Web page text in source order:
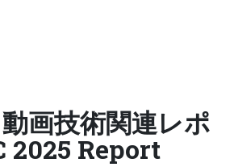
画技術関連レポ
2025 Report